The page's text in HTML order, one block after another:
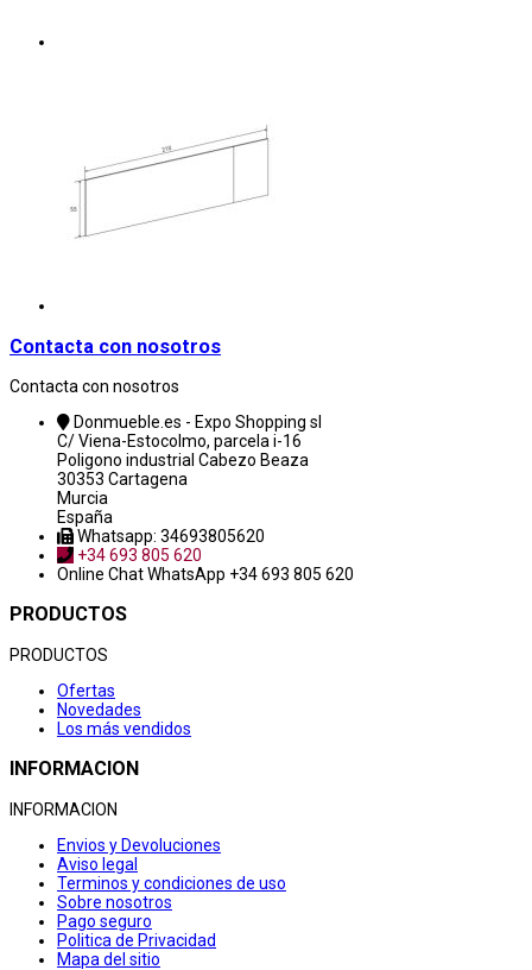
Contacta con nosotros
Contacta con nosotros
Donmueble.es - Expo Shopping sl
C/ Viena-Estocolmo, parcela i-16
Poligono industrial Cabezo Beaza
30353 Cartagena
Murcia
España
Whatsapp: 34693805620
+34 693 805 620
Online ChatWhatsApp +34 693 805 620
PRODUCTOS
PRODUCTOS
Ofertas
Novedades
Los más vendidos
INFORMACION
INFORMACION
Envios y Devoluciones
Aviso legal
Terminos y condiciones de uso
Sobre nosotros
Pago seguro
Politica de Privacidad
Mapa del sitio